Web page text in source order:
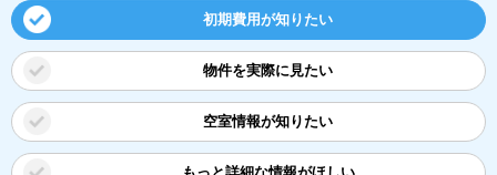
初期費用が知りたい
物件を実際に見たい
空室情報が知りたい